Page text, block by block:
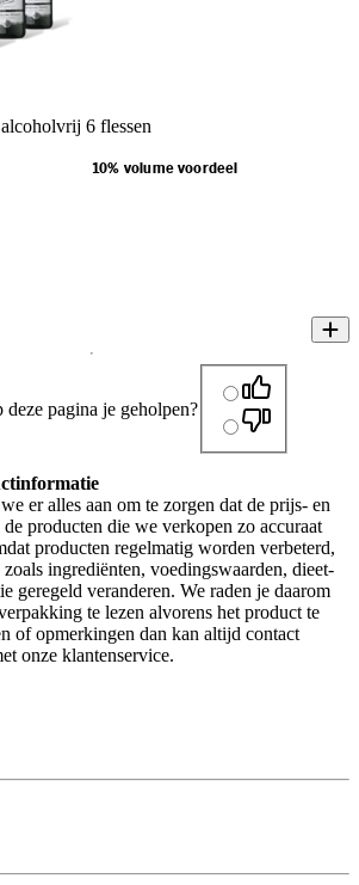
6 flessen
10% volume voordeel
pagina je geholpen?
er alles aan om te zorgen dat de prijs- en
producten die we verkopen zo accuraat
producten regelmatig worden verbeterd,
ingrediënten, voedingswaarden, dieet-
geregeld veranderen. We raden je daarom
te lezen alvorens het product te
of opmerkingen dan kan altijd contact
onze klantenservice.